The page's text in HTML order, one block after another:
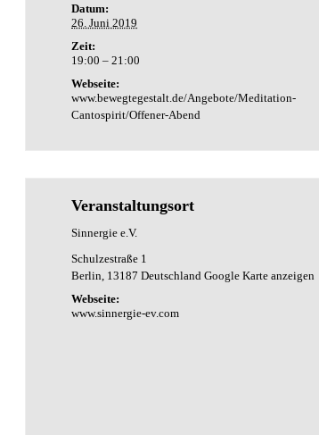
Datum:
26. Juni 2019
Zeit:
19:00 – 21:00
Webseite:
www.bewegtegestalt.de/Angebote/Meditation-
Cantospirit/Offener-Abend
Veranstaltungsort
Sinnergie e.V.
Schulzestraße 1
Berlin 13187 Deutschland Google Karte anzeigen
Webseite:
www.sinnergie-ev.com